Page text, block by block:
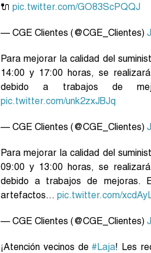
🔌 pic.twitter.com/GO83ScPQQJ
— CGE Clientes (@CGE_Clientes)
Para mejorar la calidad del
14:00 y 17:00 horas, se
debido a trabajos de
pic.twitter.com/unk2zxJBJq
— CGE Clientes (@CGE_Clientes)
Para mejorar la calidad del
09:00 y 13:00 horas, se
debido a trabajos de mejoras.
artefactos… pic.twitter.com/
— CGE Clientes (@CGE_Clientes)
¡Atención vecinos de#Laja! Les